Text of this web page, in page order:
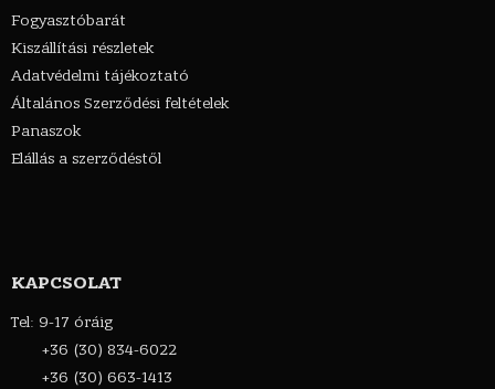
Fogyasztóbarát
Kiszállítási részletek
Adatvédelmi tájékoztató
Általános Szerződési feltételek
Panaszok
Elállás a szerződéstől
KAPCSOLAT
Tel: 9-17 óráig
+36 (30) 834-6022
+36 (30) 663-1413